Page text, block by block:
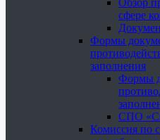
Обзор
сфере
Формы
заполнения
Формы
СПО
Комиссия по